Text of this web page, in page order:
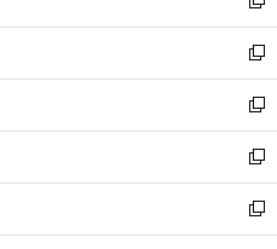
ウ
で
開
く
ン
ド
ウ
で
開
く
い
ウ
ィ
ン
ド
ウ
で
開
く
新
し
い
ウ
ィ
ン
ド
ウ
で
開
新
し
い
ウ
ィ
ン
ド
ウ
新
し
い
ウ
ィ
ン
新
し
い
ウ
新
し